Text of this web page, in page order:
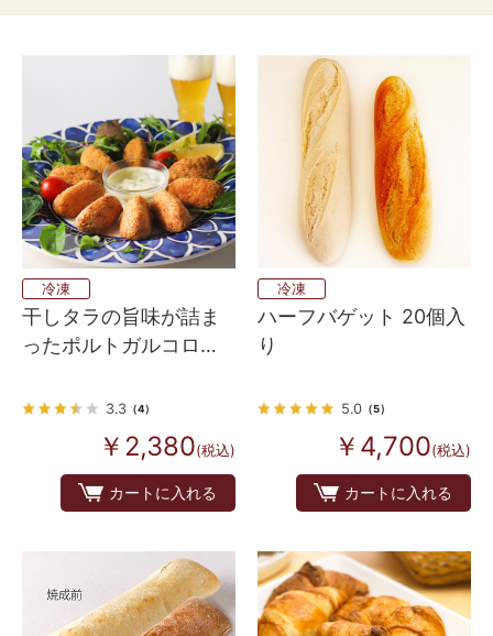
冷凍
干しタラの旨味が詰ま
ったポルトガルコロッ
デ・バカリャウ）
3.3（4）
￥2,380(税込)
カートに入れる
冷凍
ハーフバゲット 20個入
り
5.0（5）
￥4,700(税込)
カートに入れる